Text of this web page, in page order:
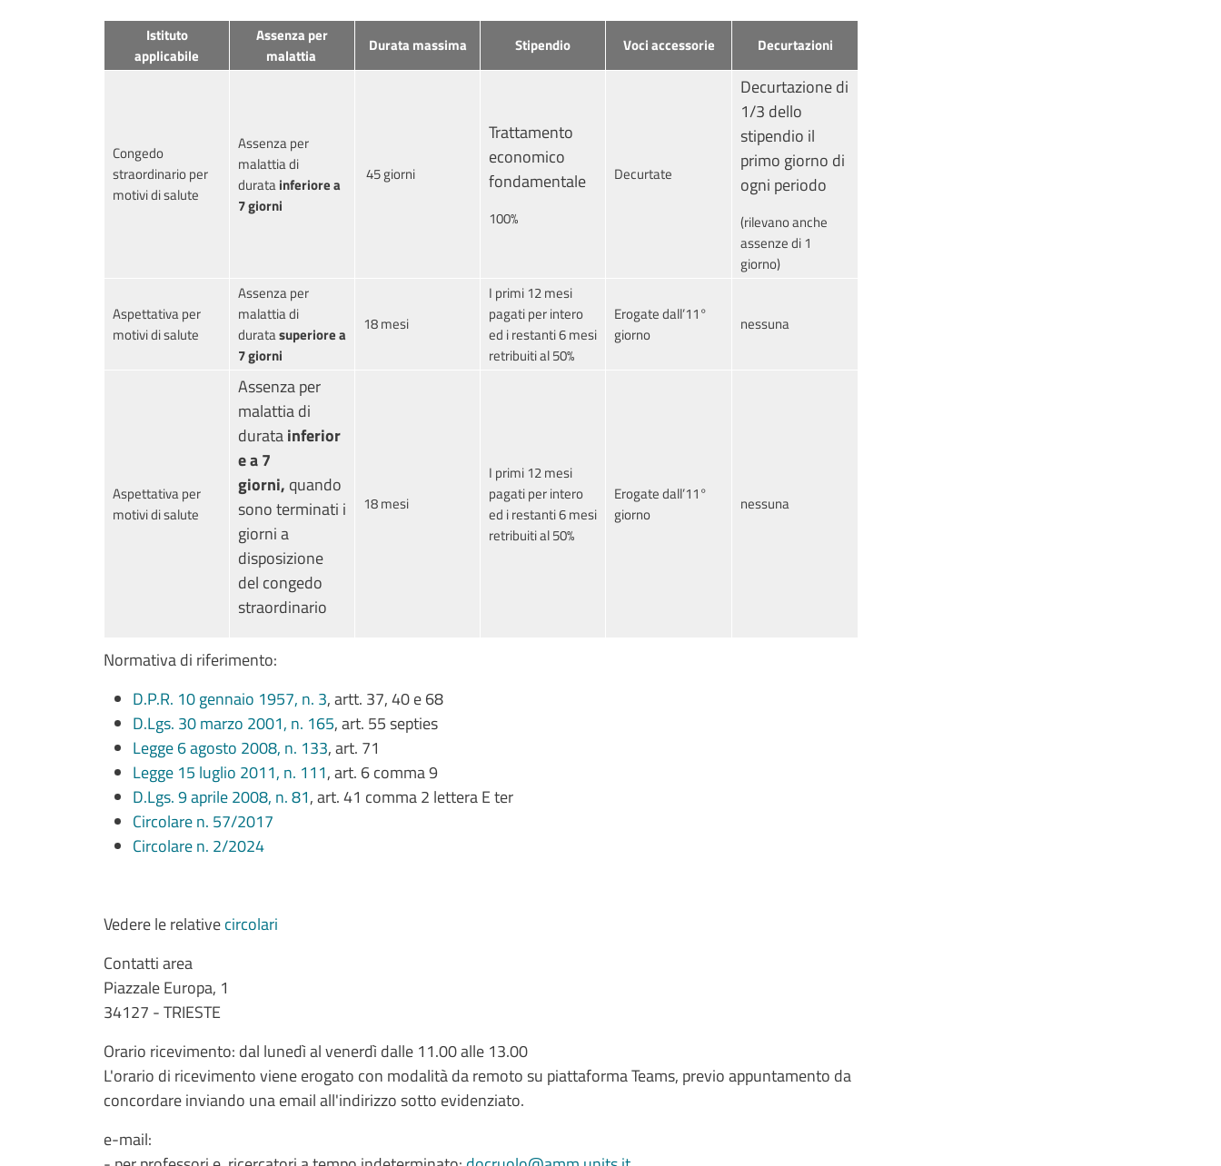
Istituto
applicabile
Assenza per
malattia
Durata massima Stipendio Voci accessorie Decurtazioni
Congedo
straordinario per
motivi di salute
Assenza per
malattia di
duratainferiore a
7 giorni
45 giorni
Trattamento
economico
fondamentale
100%
Decurtate
Decurtazione di
1/3 dello
stipendio il
primo giorno di
ogni periodo
(rilevano anche
assenze di 1
giorno)
Aspettativa per
motivi di salute
Assenza per
malattia di
duratasuperiore a
7 giorni
18 mesi
I primi 12 mesi
pagati per intero
ed i restanti 6 mesi
retribuiti al 50%
Erogate dall’11°
giorno
nessuna
Aspettativa per
motivi di salute
Assenza per
malattia di
duratainferior
e a 7
giorni, quando
sono terminati i
giorni a
disposizione
del congedo
straordinario
18 mesi
I primi 12 mesi
pagati per intero
ed i restanti 6 mesi
retribuiti al 50%
Erogate dall’11°
giorno
nessuna
Normativa di riferimento:
D.P.R. 10 gennaio 1957, n. 3, artt. 37, 40 e 68
D.Lgs. 30 marzo 2001, n. 165, art. 55 septies
Legge 6 agosto 2008, n. 133, art. 71
Legge 15 luglio 2011, n. 111, art. 6 comma 9
D.Lgs. 9 aprile 2008, n. 81, art. 41 comma 2 lettera E ter
Circolare n. 57/2017
Circolare n. 2/2024
Vedere le relativecircolari
Contatti area
Piazzale Europa, 1
34127 - TRIESTE
Orario ricevimento: dal lunedì al venerdì dalle 11.00 alle 13.00
L'orario di ricevimento viene erogato con modalità da remoto su piattaforma Teams, previo appuntamento da
concordare inviando una email all'indirizzo sotto evidenziato.
e-mail: